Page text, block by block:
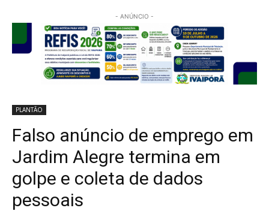
- ANÚNCIO -
PLANTÃO
Falso anúncio de emprego em
Jardim Alegre termina em
golpe e coleta de dados
pessoais